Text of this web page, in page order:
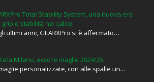
Total Stability System, una nuova era
grip e stabilità nel calcio
ultimi anni, GEARXPro si è affermato…
Milano, ecco le maglie 2024/25
personalizzate, con alle spalle un…